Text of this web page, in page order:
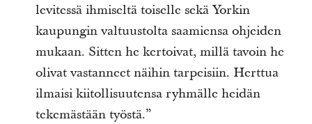
levitessä ihmiseltä toiselle sekä Yorkin
kaupungin valtuustolta saamiensa ohjeiden
mukaan. Sitten he kertoivat, millä tavoin he
olivat vastanneet näihin tarpeisiin. Herttua
ilmaisi kiitollisuutensa ryhmälle heidän
tekemästään työstä.”